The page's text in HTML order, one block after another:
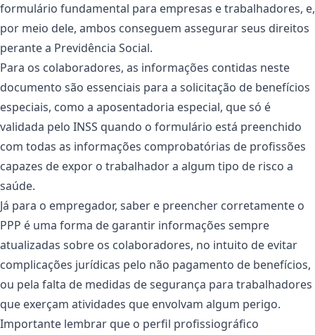
formulário fundamental para empresas e trabalhadores, e,
por meio dele, ambos conseguem assegurar seus direitos
perante a Previdência Social.
Para os colaboradores, as informações contidas neste
documento são essenciais para a solicitação de benefícios
especiais, como a aposentadoria especial, que só é
validada pelo INSS quando o formulário está preenchido
com todas as informações comprobatórias de profissões
capazes de expor o trabalhador a algum tipo de risco a
saúde.
Já para o empregador, saber e preencher corretamente o
PPP é uma forma de garantir informações sempre
atualizadas sobre os colaboradores, no intuito de evitar
complicações jurídicas pelo não pagamento de benefícios,
ou pela falta de medidas de segurança para trabalhadores
que exerçam atividades que envolvam algum perigo.
Importante lembrar que o perfil profissiográfico